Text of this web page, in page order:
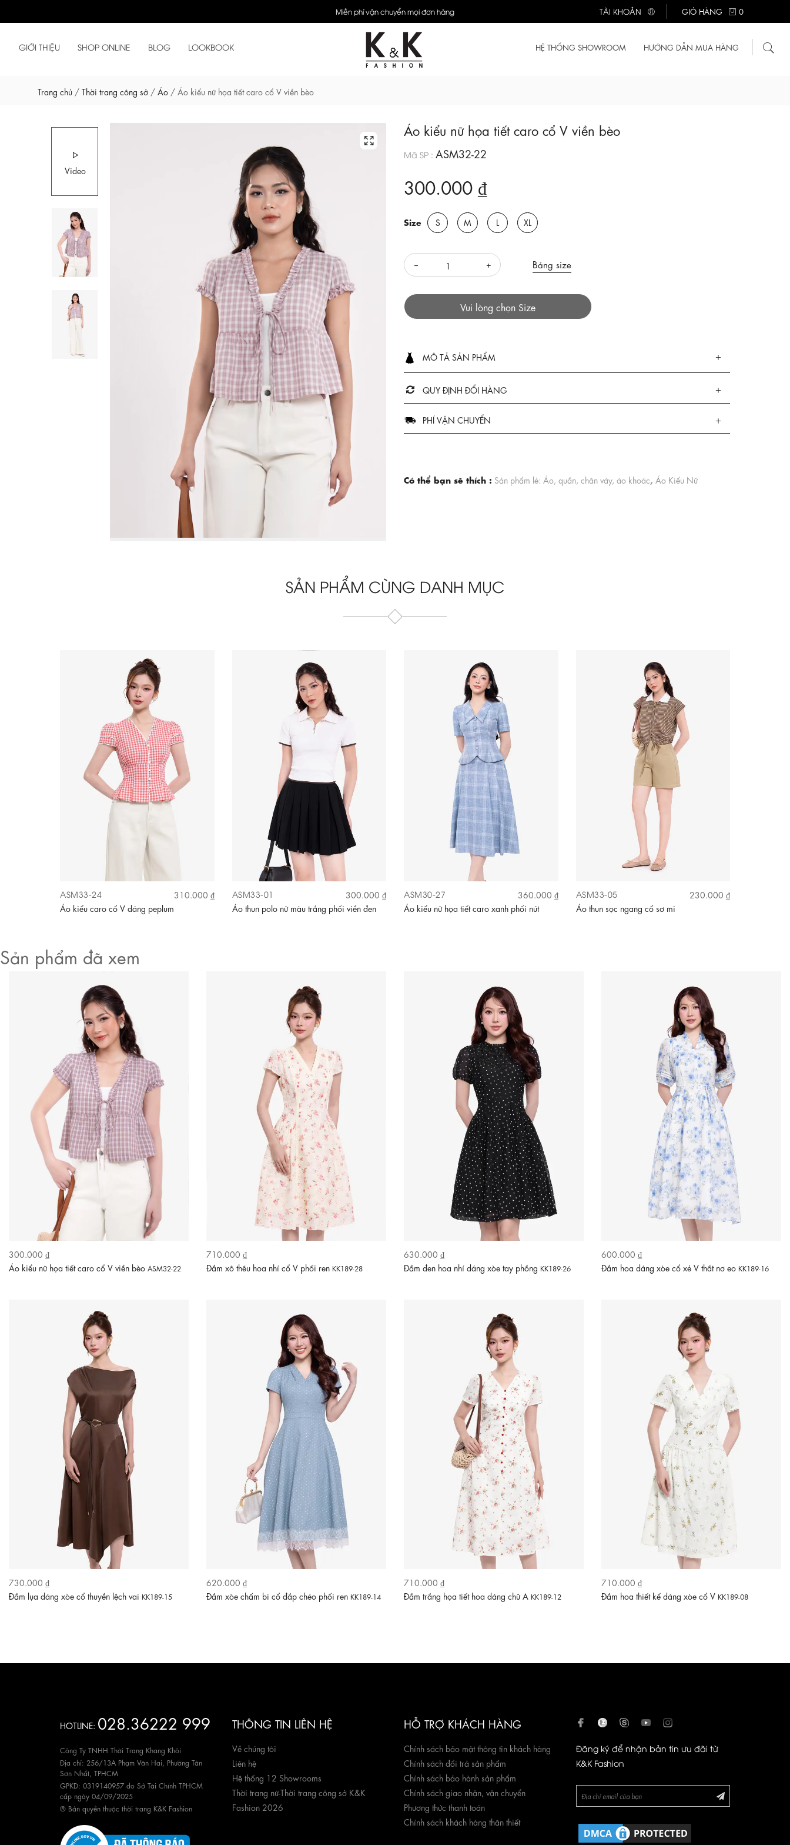
Miễn phí vận chuyển mọi đơn hàng TÀI KHOẢN GIỎ HÀNG 0
GIỚI THIỆU SHOP ONLINE BLOG LOOKBOOK HỆ THỐNG SHOWROOM HƯỚNG DẪN MUA HÀNG
Trang chủ / Thời trang công sở / Áo / Áo kiểu nữ họa tiết caro cổ V viền bèo
Video
Áo kiểu nữ họa tiết caro cổ V viền bèo
Mã SP : ASM32-22
300.000 ₫
Size S M L XL
Bảng size
Vui lòng chọn Size
MÔ TẢ SẢN PHẨM
QUY ĐỊNH ĐỔI HÀNG
PHÍ VẬN CHUYỂN
Có thể bạn sẽ thích : Sản phẩm lẻ: Áo, quần, chân váy, áo khoác, Áo Kiểu Nữ
SẢN PHẨM CÙNG DANH MỤC
ASM33-24
310.000 ₫
Áo kiểu caro cổ V dáng peplum
ASM33-01
300.000 ₫
Áo thun polo nữ màu trắng phối viền đen
ASM30-27
360.000 ₫
Áo kiểu nữ họa tiết caro xanh phối nút
ASM33-05
230.000 ₫
Áo thun sọc ngang cổ sơ mi
Sản phẩm đã xem
300.000 ₫
Áo kiểu nữ họa tiết caro cổ V viền bèo ASM32-22
710.000 ₫
Đầm xô thêu hoa nhí cổ V phối ren KK189-28
630.000 ₫
Đầm đen hoa nhí dáng xòe tay phồng KK189-26
600.000 ₫
Đầm hoa dáng xòe cổ xẻ V thắt nơ eo KK189-16
730.000 ₫
Đầm lụa dáng xòe cổ thuyền lệch vai KK189-15
620.000 ₫
Đầm xòe chấm bi cổ đắp chéo phối ren KK189-14
710.000 ₫
Đầm trắng họa tiết hoa dáng chữ A KK189-12
710.000 ₫
Đầm hoa thiết kế dáng xòe cổ V KK189-08
HOTLINE: 028.36222 999
Công Ty TNHH Thời Trang Khang Khôi
Địa chỉ: 256/13A Phạm Văn Hai, Phường Tân
Sơn Nhất, TPHCM
GPKD: 0319140957 do Sở Tài Chính TPHCM
cấp ngày 04/09/2025
® Bản quyền thuộc thời trang K&K Fashion
THÔNG TIN LIÊN HỆ
Về chúng tôi
Liên hệ
Hệ thống 12 Showrooms
Thời trang nữ-Thời trang công sở K&K
Fashion 2026
HỖ TRỢ KHÁCH HÀNG
Chính sách bảo mật thông tin khách hàng
Chính sách đổi trả sản phẩm
Chính sách bảo hành sản phẩm
Chính sách giao nhận, vận chuyển
Phương thức thanh toán
Chính sách khách hàng thân thiết
Đăng ký để nhận bản tin ưu đãi từ
K&K Fashion